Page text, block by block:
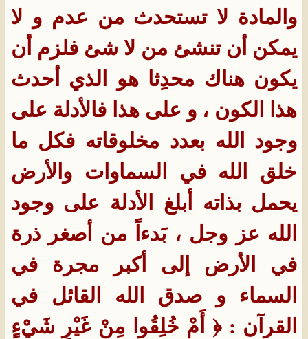
والمادة لا تستحدث من عدم و لا
يمكن أن تنشئ من لا شئ فلزم أن
يكون هناك محدِثا هو الذي أحدث
هذا الكون ، و على هذا فالأدلة على
وجود الله بعدد مخلوقاته فكل ما
خلق الله في السماوات والأرض
يحمل بذاته أبلغ الأدلة على وجود
الله عز وجل ، بَدءاً من أصغر ذرة
في الأرض إلى أكبر
مجرة في
السماء و صدق الله القائل في
القرآن : ﴿ أَمْ خُلِقُوا مِنْ غَيْرِ شَيْءٍ